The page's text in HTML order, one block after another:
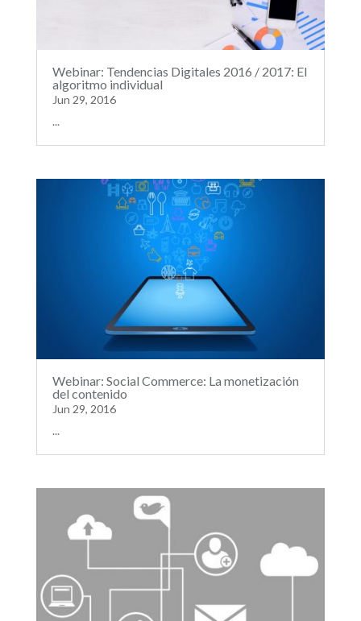
Webinar: Tendencias Digitales 2016 / 2017: El
algoritmo individual
Jun 29, 2016
...
Webinar: Social Commerce: La monetización
del contenido
Jun 29, 2016
...